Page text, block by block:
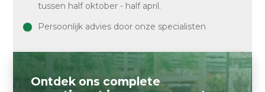
tussen half oktober - half april.
Persoonlijk advies door onze specialisten
Ontdek ons complete